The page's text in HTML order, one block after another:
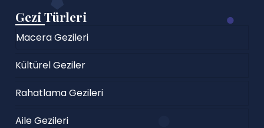
Gezi Türleri
Macera Gezileri
Kültürel Geziler
Rahatlama Gezileri
Aile Gezileri